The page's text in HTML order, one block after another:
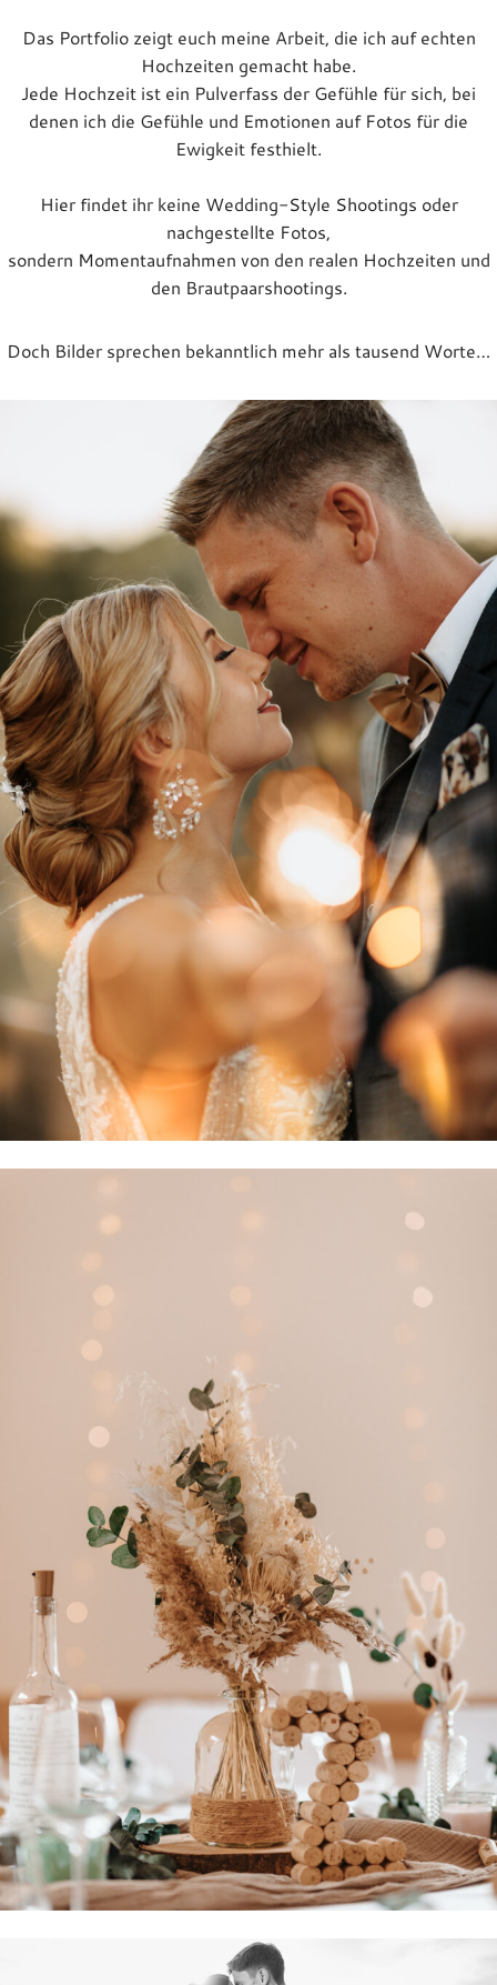
Das Portfolio zeigt euch meine Arbeit, die ich auf echten
Hochzeiten gemacht habe.
Jede Hochzeit ist ein Pulverfass der Gefühle für sich, bei
denen ich die Gefühle und Emotionen auf Fotos für die
Ewigkeit festhielt.
Hier findet ihr keine Wedding-Style Shootings oder
nachgestellte Fotos,
sondern Momentaufnahmen von den realen Hochzeiten und
den Brautpaarshootings.
Doch Bilder sprechen bekanntlich mehr als tausend Worte…